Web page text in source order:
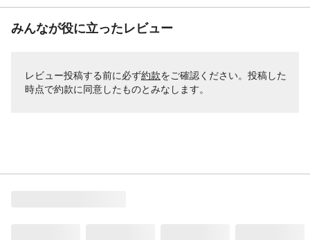
みんなが役に立ったレビュー
レビュー投稿する前に必ず約款をご確認ください。投稿した
時点で約款に同意したものとみなします。